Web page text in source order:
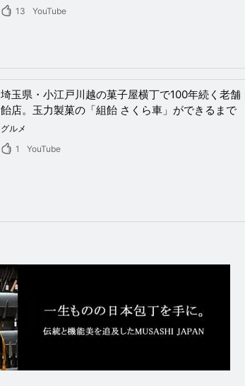
13
YouTube
埼玉県・小江戸川越の菓子屋横丁で100年続く老舗
飴店。玉力製菓の「組飴 さくら車」ができるまで
グルメ
1
YouTube